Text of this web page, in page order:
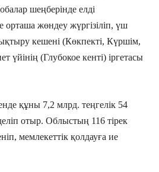
шеңберінде елді
орташа жөндеу жүргізіліп, үш
кешені (Көкпекті, Күршім,
үйінің (Глубокое кенті) іргетасы
құны 7,2 млрд. теңгелік 54
отыр. Облыстың 116 тірек
мемлекеттік қолдауға ие